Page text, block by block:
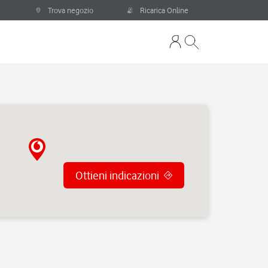
Trova negozio Ricarica Online
Ottieni indicazioni